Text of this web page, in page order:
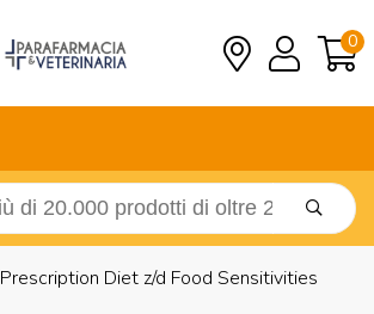
0
Prescription Diet z/d Food Sensitivities